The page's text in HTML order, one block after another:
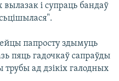
і супраць бандаў
папросту здымуць
пяць гадочкаў сапраўды
трубы ад дзікіх галодных